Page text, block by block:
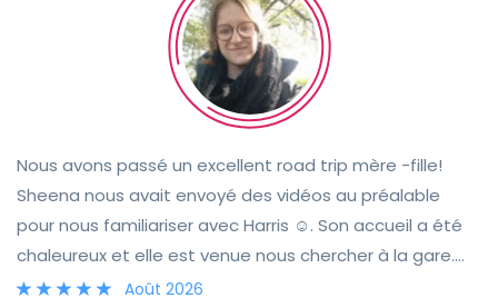
tout pareil à coup sûr !! 😁
Nous avons passé un excellent road trip mère -fille!
Sheena nous avait envoyé des vidéos au préalable
pour nous familiariser avec Harris ☺️. Son accueil a été
chaleureux et elle est venue nous chercher à la gare.
Avec Harris nous avons pu voyager à Inverness, l'île de
Août 2026